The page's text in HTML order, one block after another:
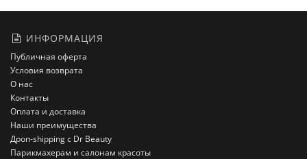
ИНФОРМАЦИЯ
Публичная оферта
Условия возврата
О нас
Контакты
Оплата и доставка
Наши преимущества
Дроп-shipping с Dr Beauty
Парикмахерам и салонам красоты